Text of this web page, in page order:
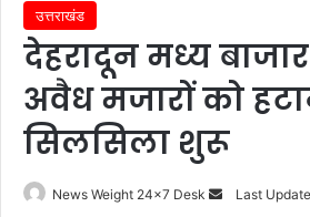
उत्तराखंड
देहरादून मध्य
अवैध मजारों को
सिलसिला शुरू
News Weight 24x7 Desk Last